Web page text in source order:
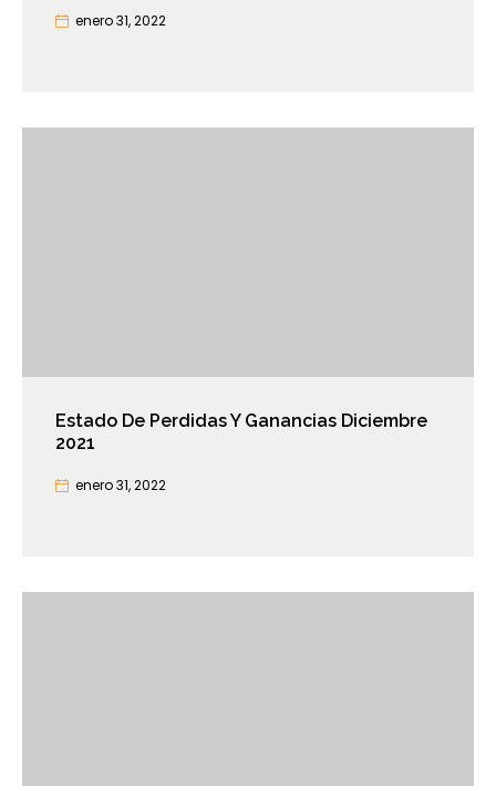
enero 31, 2022
Estado De Perdidas Y Ganancias Diciembre
2021
enero 31, 2022